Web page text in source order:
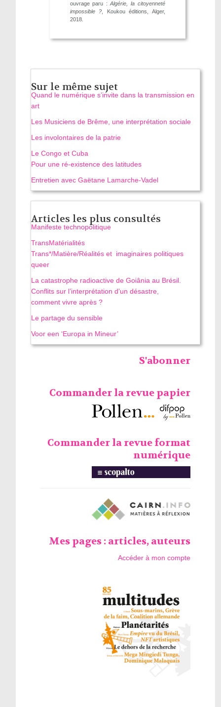
ouvrage paru :Algérie, la citoyenneté
impossible ? , Koukou éditions, Alger,
2018.
Sur le même sujet
Quand le numérique s’invite dans la transmission en
art
Les Musiciens de Brême, une interprétation sociale
Les involontaires de la patrie
Le Congo et Cuba
Pour une ré-existence des latitudes
Entretien avec Gaëtane Lamarche-Vadel
Articles les plus consultés
Manifeste technopolitique
TransMatérialités
Trans*/Matière/Réalités et imaginaires politiques
queer
La catastrophe radioactive de Goiânia au Brésil.
Conflits sur l’interprétation d’un désastre,
comment vivre après ?
Le partage du sensible
Voor een ‘Europa in Mineur’
S'abonner
Commander la revue papier
Commander la revue format
numérique
Mes pages : articles, auteurs
Accéder à mon compte